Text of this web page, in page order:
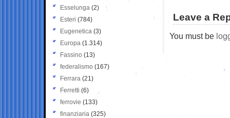
Leave a
You must be
Esselunga (2)
Esteri (784)
Eugenetica (3)
Europa (1.314)
Fassino (13)
federalismo (167)
Ferrara (21)
Ferretti (6)
ferrovie (133)
finanziaria (325)